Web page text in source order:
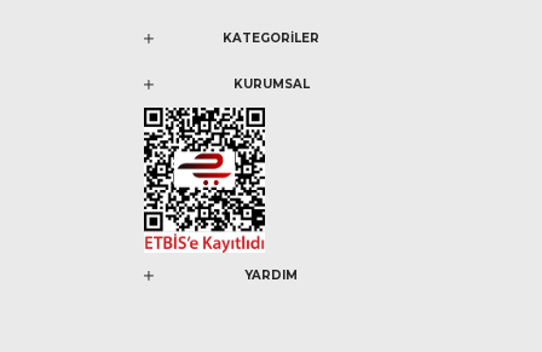
KATEGORİLER
KURUMSAL
YARDIM